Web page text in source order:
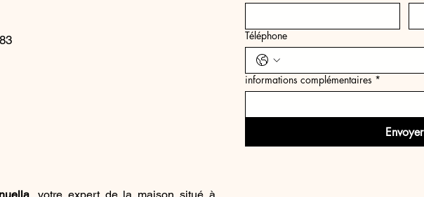
Téléphone
informations complémentaires *
Envoyer